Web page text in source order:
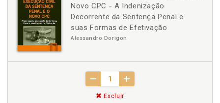
Novo CPC - A Indenização
Decorrente da Sentença Penal e
suas Formas de Efetivação
Alessandro Dorigon
Excluir